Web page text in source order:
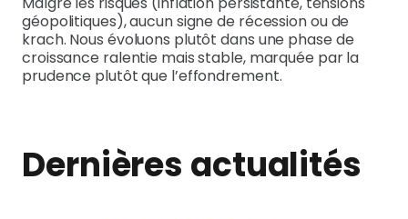
géopolitiques), aucun signe de récession ou de
krach. Nous évoluons plutôt dans une phase de
croissance ralentie mais stable, marquée par la
prudence plutôt que l’effondrement.
Dernières actualités